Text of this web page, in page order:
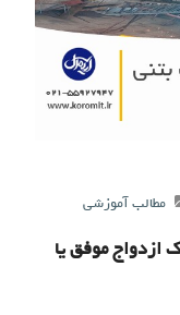
مطالب آموزشی
موفق یا